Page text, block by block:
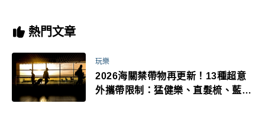
熱門文章
玩樂
2026海關禁帶物再更新！13種超意
外攜帶限制：猛健樂、直髮梳、藍牙